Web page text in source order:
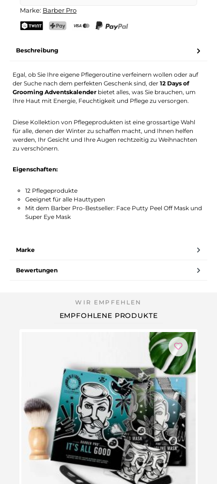
Marke: Barber Pro
Beschreibung
Egal, ob Sie Ihre eigene Pflegeroutine verfeinern wollen oder auf
der Suche nach dem perfekten Geschenk sind, der12 Days of
Grooming Adventskalender bietet alles, was Sie brauchen, um
Ihre Haut mit Energie, Feuchtigkeit und Pflege zu versorgen.
Diese Kollektion von Pflegeprodukten ist eine grossartige Wahl
für alle, denen der Winter zu schaffen macht, und Ihnen helfen
werden, Ihr Gesicht und Ihre Augen rechtzeitig zu Weihnachten
zu verschönern.
Eigenschaften:
12 Pflegeprodukte
Geeignet für alle Hauttypen
Mit dem Barber Pro-Bestseller: Face Putty Peel Off Mask und
Super Eye Mask
Marke
Bewertungen
EMPFOHLENE PRODUKTE